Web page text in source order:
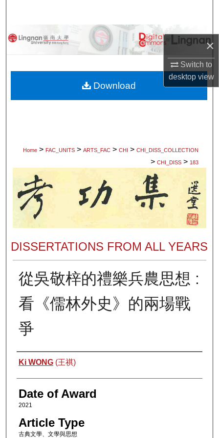
×
Switch to
desktopview
Browse Collections
About
Home > FAC_UNITS > ARTS_FAC > CHI > CHI_DISS_COLLECTION
> CHI_DISS > 183
DISSERTATIONS FROM ALL YEARS
從吳敬梓的禮樂兵農思想 :
看《儒林外史》的兩場戰
爭
Author
Ki WONG(王祺)
Date of Award
2021
Article Type
古典文學、文學與思想
Download